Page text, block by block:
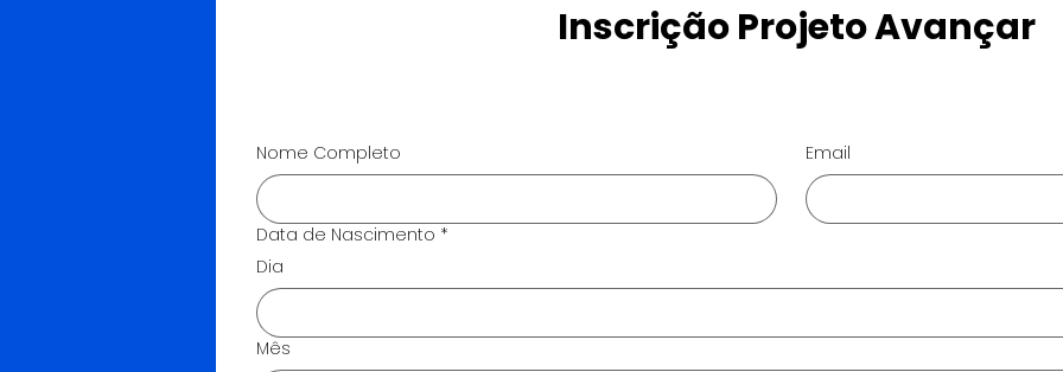
Inscrição Projeto Avançar
Nome Completo Email
Data de Nascimento *
Dia
Mês